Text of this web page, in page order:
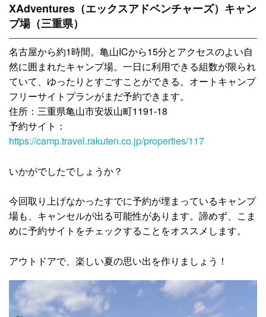
XAdventures（エックスアドベンチャーズ）キャン
プ場（三重県）
名古屋から約1時間。亀山ICから15分とアクセスのよい自
然に囲まれたキャンプ場。一日に利用できる組数が限られ
ていて、ゆったりとすごすことができる。オートキャンプ
フリーサイトプランがまだ予約できます。
住所：三重県亀山市安坂山町1191-18
予約サイト：
https://camp.travel.rakuten.co.jp/properties/117
いかがでしたでしょうか？
今回取り上げなかったすでに予約が埋まっているキャンプ
場も、キャンセルが出る可能性があります。諦めず、こま
めに予約サイトをチェックすることをオススメします。
アウトドアで、楽しい夏の思い出を作りましょう！